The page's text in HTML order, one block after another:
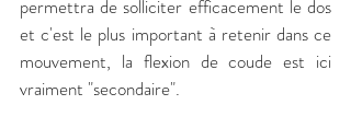
permettra de solliciter efficacement le dos
et c'est le plus important à retenir dans ce
mouvement, la flexion de coude est ici
vraiment "secondaire".